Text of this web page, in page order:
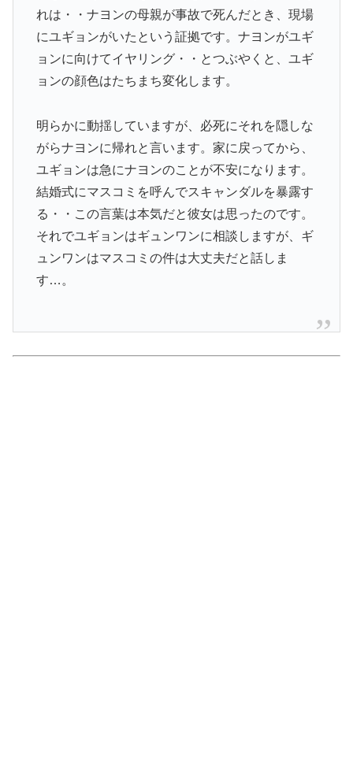
れは・・ナヨンの母親が事故で死んだとき、現場
にユギョンがいたという証拠です。ナヨンがユギ
ョンに向けてイヤリング・・とつぶやくと、ユギ
ョンの顔色はたちまち変化します。
明らかに動揺していますが、必死にそれを隠しな
がらナヨンに帰れと言います。家に戻ってから、
ユギョンは急にナヨンのことが不安になります。
結婚式にマスコミを呼んでスキャンダルを暴露す
る・・この言葉は本気だと彼女は思ったのです。
それでユギョンはギュンワンに相談しますが、ギ
ュンワンはマスコミの件は大丈夫だと話しま
す…。